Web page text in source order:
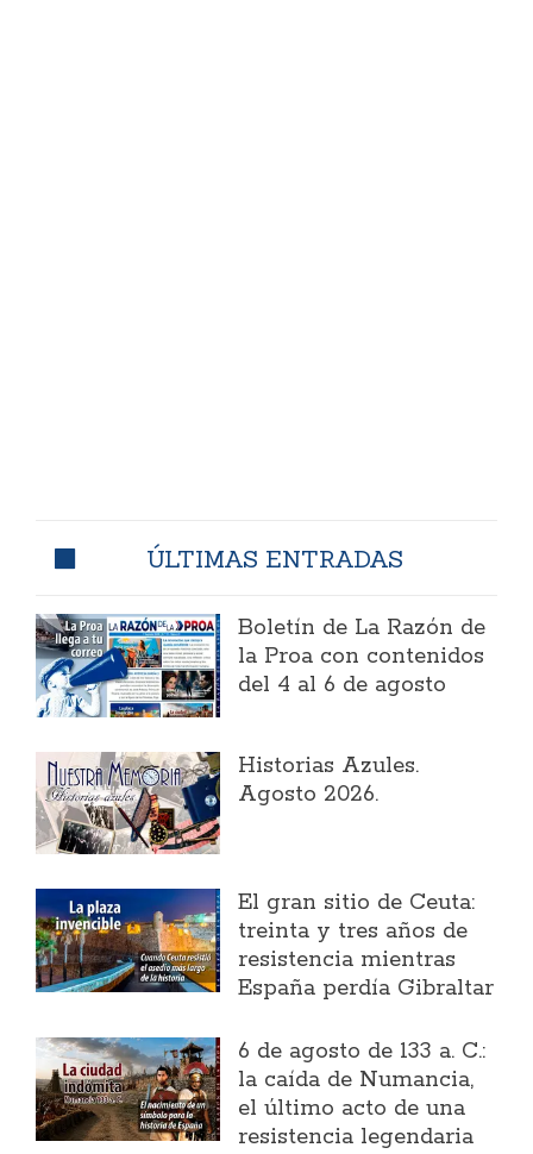
ÚLTIMAS ENTRADAS
Boletín de La Razón de
la Proa con contenidos
del 4 al 6 de agosto
Historias Azules.
Agosto 2026.
El gran sitio de Ceuta:
treinta y tres años de
resistencia mientras
España perdía Gibraltar
6 de agosto de 133 a. C.:
la caída de Numancia,
el último acto de una
resistencia legendaria